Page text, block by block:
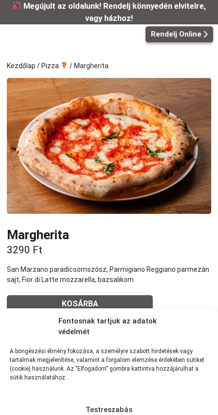
Fontosnak tartjuk az adatok
védelmét
A böngészési élmény fokozása, a személyre szabott hirdetések vagy
tartalmak megjelenítése, valamint a forgalom elemzése érdekében sütiket
(cookie) használunk. Az "Elfogadom" gombra kattintva hozzájárulhat a
sütik használatához.
Testreszabás
Kilépés
tartalomba
Megújult az oldalunk! Rendelj könnyedén elvitelre,
vagy házhoz!
Rendelj Online
Kezdőlap /Pizza / Margherita
Margherita
3290 Ft
San Marzano paradicsomszósz, Parmigiano Reggiano parmezán
sajt, Fior di Latte mozzarella, bazsalikom
KOSÁRBA
Tovább a teljes étlaphoz >
7km-es körzetünkben szállítunk Wolt